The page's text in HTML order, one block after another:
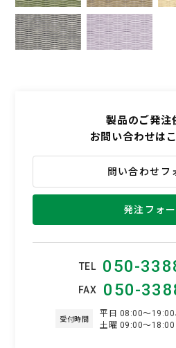
製品のご発注
お問い合わせは
問い合わせフ
発注フォ
TEL 050-
FAX 050-
受付時間
平日 08:00～19:00
土曜 09:00～